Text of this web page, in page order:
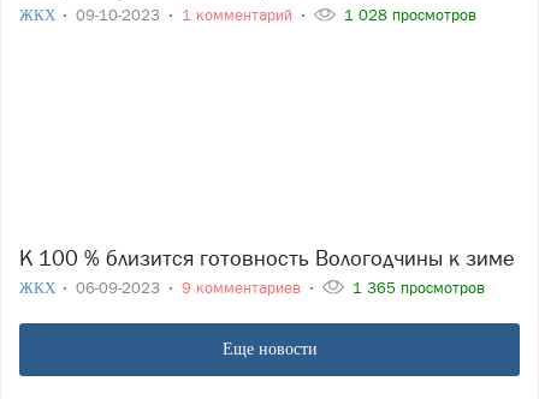
ЖКХ 09-10-2023 1 комментарий 1 028 просмотров
К 100 % близится готовность Вологодчины к зиме
ЖКХ 06-09-2023 9 комментариев 1 365 просмотров
Еще новости